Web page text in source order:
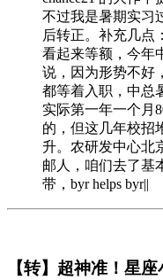
不过我是暑期实习
后转正。补充几点
看起来等额，今年
说，因为形势不好
都等着入职，中总
实际第一年一个月
的，但这几年校招
升。农研发中心北
邮人，咱们去了基
带，byr helps byr||
【转】超神准！星